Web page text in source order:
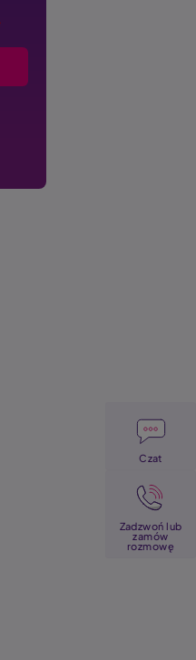
Czat
Zadzwoń lub
zamów
rozmowę